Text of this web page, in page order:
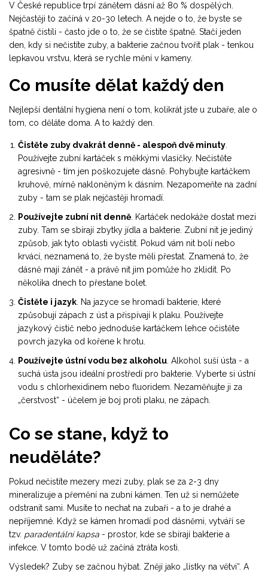
V České republice trpí zánětem dásní až 80 % dospělých.
Nejčastěji to začíná v 20-30 letech. A nejde o to, že byste se
špatně čistili - často jde o to, že se čistíte špatně. Stačí jeden
den, kdy si nečistíte zuby, a bakterie začnou tvořit plak - tenkou
lepkavou vrstvu, která se rychle mění v kameny.
Co musíte dělat každý den
Nejlepší dentální hygiena není o tom, kolikrát jste u zubaře, ale o
tom, co děláte doma. A to každý den.
Čistěte zuby dvakrát denně - alespoň dvě minuty
Používejte zubní kartáček s měkkými vlasíčky. Nečistěte
agresivně - tím jen poškozujete dásně. Pohybujte kartáčkem
kruhově, mírně nakloněným k dásním. Nezapomeňte na zadní
zuby - tam se plak nejčastěji hromadí.
Používejte zubní nit denně . Kartáček nedokáže dostat mezi
zuby. Tam se sbírají zbytky jídla a bakterie. Zubní nit je jediný
způsob, jak tyto oblasti vyčistit. Pokud vám nit bolí nebo
krvácí, neznamená to, že byste měli přestat. Znamená to, že
dásně mají zánět - a právě nit jim pomůže ho zklidit. Po
několika dnech to přestane bolet.
Čistěte i jazyk . Na jazyce se hromadí bakterie, které
způsobují zápach z úst a přispívají k plaku. Používejte
jazykový čistič nebo jednoduše kartáčkem lehce očistěte
povrch jazyka od kořene k hrotu.
Používejte ústní vodu bez alkoholu . Alkohol suší ústa - a
suchá ústa jsou ideální prostředí pro bakterie. Vyberte si ústní
vodu s chlorhexidinem nebo fluoridem. Nezaměňujte ji za
„čerstvost“ - účelem je boj proti plaku, ne zápach.
Co se stane, když to
neuděláte?
Pokud nečistíte mezery mezi zuby, plak se za 2-3 dny
mineralizuje a přemění na zubní kámen. Ten už si nemůžete
odstranit sami. Musíte to nechat na zubaři - a to je drahé a
nepříjemné. Když se kámen hromadí pod dásněmi, vytváří se
tzv. paradentální kapsa - prostor, kde se sbírají bakterie a
infekce. V tomto bodě už začíná ztráta kosti.
Výsledek? Zuby se začnou hýbat. Znějí jako „lístky na větvi“. A